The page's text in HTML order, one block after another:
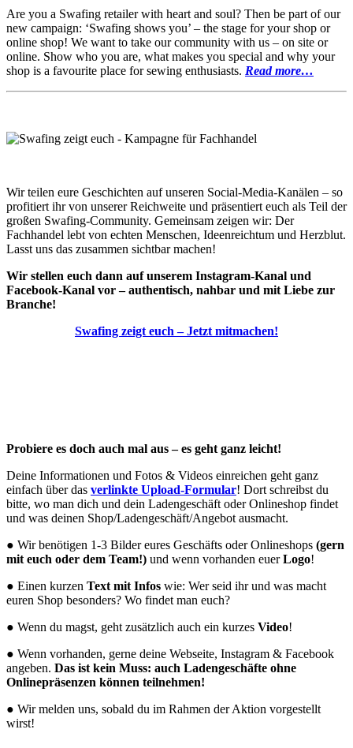
Are you a Swafing retailer with heart and soul? Then be part of our
new campaign: ‘Swafing shows you’ – the stage for your shop or
online shop! We want to take our community with us – on site or
online. Show who you are, what makes you special and why your
shop is a favourite place for sewing enthusiasts. Read more…
Wir teilen eure Geschichten auf unseren Social-Media-Kanälen – so
profitiert ihr von unserer Reichweite und präsentiert euch als Teil der
großen Swafing-Community. Gemeinsam zeigen wir: Der
Fachhandel lebt von echten Menschen, Ideenreichtum und Herzblut.
Lasst uns das zusammen sichtbar machen!
Wir stellen euch dann auf unserem Instagram-Kanal und
Facebook-Kanal vor – authentisch, nahbar und mit Liebe zur
Branche!
Swafing zeigt euch – Jetzt mitmachen!
Probiere es doch auch mal aus – es geht ganz leicht!
Deine Informationen und Fotos & Videos einreichen geht ganz
einfach über das verlinkte Upload-Formular! Dort schreibst du
bitte, wo man dich und dein Ladengeschäft oder Onlineshop findet
und was deinen Shop/Ladengeschäft/Angebot ausmacht.
● Wir benötigen 1-3 Bilder eures Geschäfts oder Onlineshops (gern
mit euch oder dem Team!) und wenn vorhanden euerLogo!
● Einen kurzen Text mit Infos wie: Wer seid ihr und was macht
euren Shop besonders? Wo findet man euch?
● Wenn du magst, geht zusätzlich auch ein kurzes Video!
● Wenn vorhanden, gerne deine Webseite, Instagram & Facebook
angeben. Das ist kein Muss: auch Ladengeschäfte ohne
Onlinepräsenzen können teilnehmen!
● Wir melden uns, sobald du im Rahmen der Aktion vorgestellt
wirst!